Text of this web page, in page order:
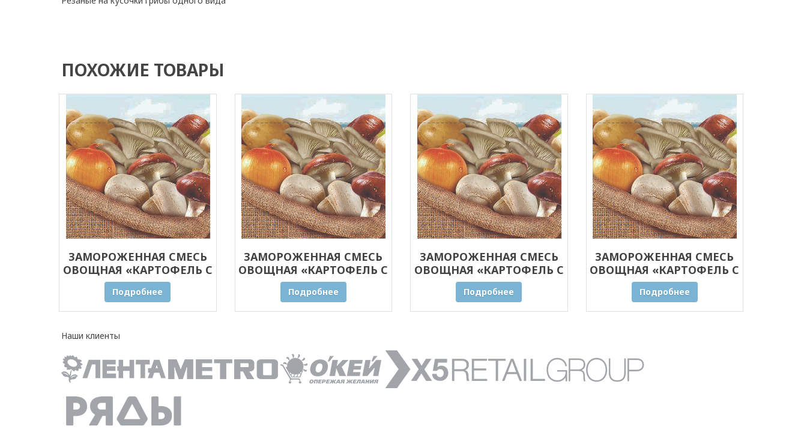
ПОХОЖИЕ ТОВАРЫ
ЗАМОРОЖЕННАЯ СМЕСЬ
ОВОЩНАЯ «КАРТОФЕЛЬ С
ГРИБАМИ» ОПТОМ 30 КГ
Подробнее
ЗАМОРОЖЕННАЯ СМЕСЬ
ОВОЩНАЯ «КАРТОФЕЛЬ С
ГРИБАМИ» ОПТОМ 20 КГ
Подробнее
ЗАМОРОЖЕННАЯ СМЕСЬ
ОВОЩНАЯ «КАРТОФЕЛЬ С
ГРИБАМИ» ОПТОМ 10 КГ
Подробнее
ЗАМОРОЖЕННАЯ СМЕСЬ
ОВОЩНАЯ «КАРТОФЕЛЬ С
ГРИБАМИ» ОПТОМ 5 КГ
Подробнее
Наши клиенты